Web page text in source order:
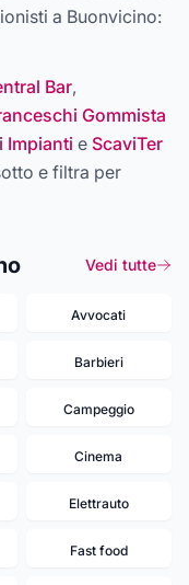
a Buonvicino:
Bar,
Gommista
Impianti e ScaviTer
e filtra per
Vedi tutte
Avvocati
Barbieri
Campeggio
Cinema
Elettrauto
Fast food